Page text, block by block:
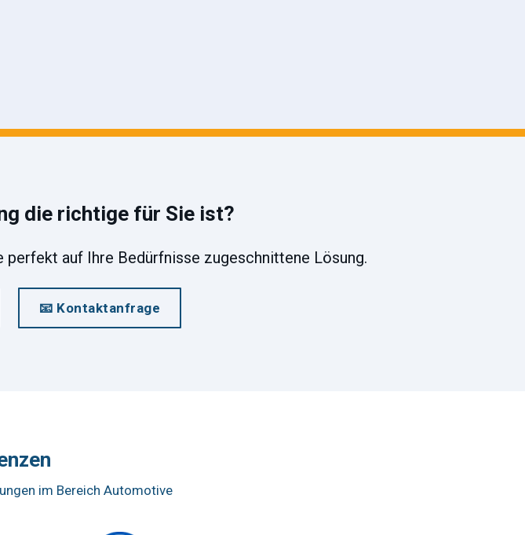
die richtige für Sie ist?
auf Ihre Bedürfnisse zugeschnittene Lösung.
📧 Kontaktanfrage
im Bereich Automotive